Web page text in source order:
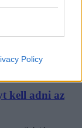
Policy
kell adni az